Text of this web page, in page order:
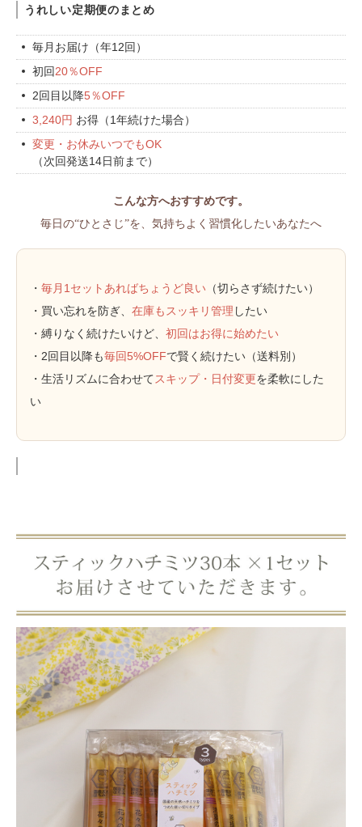
うれしい定期便のまとめ
毎月お届け（年12回）
初回20％OFF
2回目以降5％OFF
3,240円 お得（1年続けた場合）
変更・お休みいつでもOK
（次回発送14日前まで）
こんな方へおすすめです。
毎日の“ひとさじ”を、気持ちよく習慣化したいあなたへ
・ 毎月1セットあればちょうど良い （切らさず続けたい）
・買い忘れを防ぎ、 在庫もスッキリ管理 したい
・縛りなく続けたいけど、 初回はお得に始めたい
・2回目以降も毎回5%OFFで賢く続けたい（送料別）
・生活リズムに合わせてスキップ・日付変更を柔軟にした
い